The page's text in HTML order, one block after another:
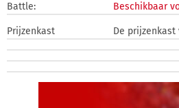
Battle: Beschikbaar
Prijzenkast De